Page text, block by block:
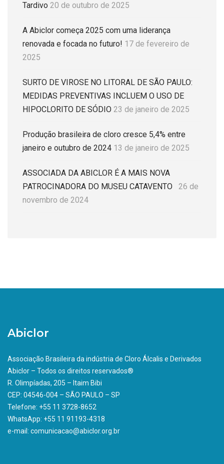
Tardivo 20 de outubro de 2025
A Abiclor começa 2025 com uma liderança
renovada e focada no futuro! 17 de fevereiro de
2025
SURTO DE VIROSE NO LITORAL DE SÃO PAULO:
MEDIDAS PREVENTIVAS INCLUEM O USO DE
HIPOCLORITO DE SÓDIO 23 de janeiro de 2025
Produção brasileira de cloro cresce 5,4% entre
janeiro e outubro de 2024 13 de janeiro de 2025
ASSOCIADA DA ABICLOR É A MAIS NOVA
PATROCINADORA DO MUSEU CATAVENTO
26 de
novembro de 2024
Abiclor
Associação Brasileira da indústria de Cloro Álcalis e Derivados
Abiclor – Todos os direitos reservados®
R. Olimpíadas, 205 – Itaim Bibi
CEP: 04546-004 – SÃO PAULO – SP
Telefone: +55 11 3728-8652
WhatsApp: +55 11 91193-4318
e-mail: comunicacao@abiclor.org.br